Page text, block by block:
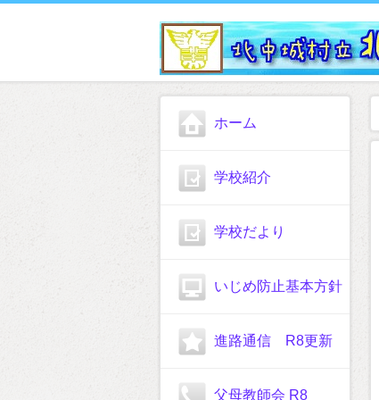
ホーム
学校紹介
学校だより
いじめ防止基本方針
進路通信 R8更新
父母教師会 R8